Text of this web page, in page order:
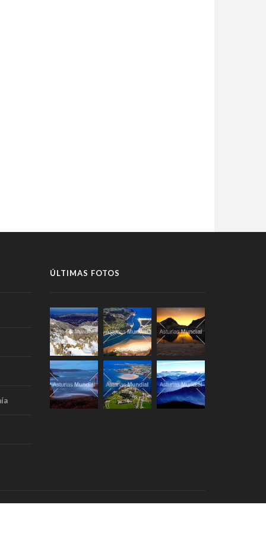
ÚLTIMAS FOTOS